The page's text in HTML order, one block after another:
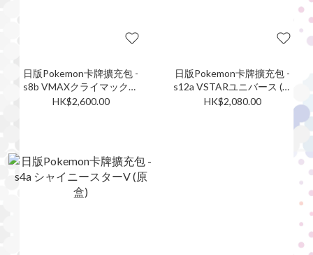
日版Pokemon卡牌擴充包 -
s8b VMAXクライマックス
(原盒)
HK$2,600.00
日版Pokemon卡牌擴充包 -
s12a VSTARユニバース (原
盒)
HK$2,080.00